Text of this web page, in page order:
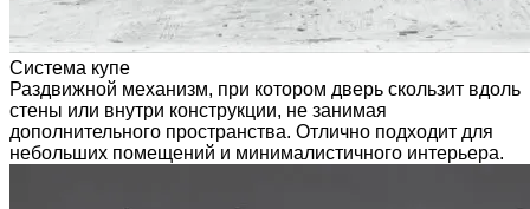
Система купе
Раздвижной механизм, при котором дверь скользит вдоль
стены или внутри конструкции, не занимая
дополнительного пространства. Отлично подходит для
небольших помещений и минималистичного интерьера.